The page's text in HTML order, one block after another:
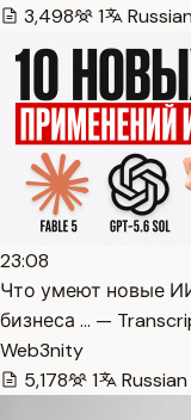
3,498
1 Russian
23:08
Что умеют новые
бизнеса … —
Web3nity
5,178
1 Russian